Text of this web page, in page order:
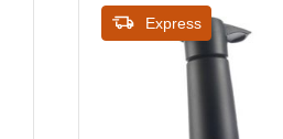
Express